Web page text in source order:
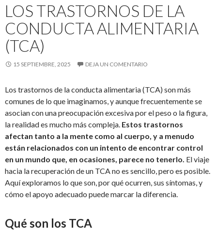
LOS TRASTORNOS DE LA
CONDUCTA ALIMENTARIA
(TCA)
15 SEPTIEMBRE, 2025 DEJA UN COMENTARIO
Los trastornos de la conducta alimentaria (TCA) son más
comunes de lo que imaginamos, y aunque frecuentemente se
asocian con una preocupación excesiva por el peso o la figura,
la realidad es mucho más compleja. Estos trastornos
afectan tanto a la mente como al cuerpo, y a menudo
están relacionados con un intento de encontrar control
en un mundo que, en ocasiones, parece no tenerlo. El viaje
hacia la recuperación de un TCA no es sencillo, pero es posible.
Aquí exploramos lo que son, por qué ocurren, sus síntomas, y
cómo el apoyo adecuado puede marcar la diferencia.
Qué son los TCA